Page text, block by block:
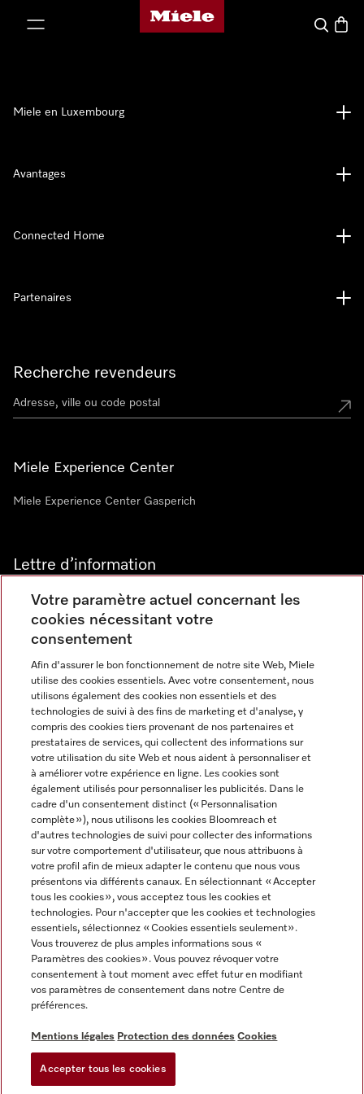
Page d'accueil de Miele
Panier
Recherche revendeurs
Miele Experience Center
Miele Experience Center Gasperich
Lettre d’information
Langue
FRANCAIS
Miele en Luxembourg
Avantages
Connected Home
Partenaires
Informations légales
CGV
Conditions d’utilisation
Déclaration d'accessibilité
Digital Services Act
Miele sur Instagram
Miele sur Youtube
Votre paramètre actuel concernant les
cookies nécessitant votre
consentement
Afin d'assurer le bon fonctionnement de notre site Web, Miele
utilise des cookies essentiels. Avec votre consentement, nous
utilisons également des cookies non essentiels et des
technologies de suivi à des fins de marketing et d'analyse, y
compris des cookies tiers provenant de nos partenaires et
prestataires de services, qui collectent des informations sur
votre utilisation du site Web et nous aident à personnaliser et
à améliorer votre expérience en ligne. Les cookies sont
également utilisés pour personnaliser les publicités. Dans le
cadre d'un consentement distinct (« Personnalisation
complète »), nous utilisons les cookies Bloomreach et
d'autres technologies de suivi pour collecter des informations
sur votre comportement d'utilisateur, que nous attribuons à
votre profil afin de mieux adapter le contenu que nous vous
présentons via différents canaux. En sélectionnant « Accepter
tous les cookies », vous acceptez tous les cookies et
technologies. Pour n'accepter que les cookies et technologies
essentiels, sélectionnez « Cookies essentiels seulement».
Vous trouverez de plus amples informations sous «
Paramètres des cookies ». Vous pouvez révoquer votre
consentement à tout moment avec effet futur en modifiant
vos paramètres de consentement dans notre Centre de
préférences.
Mentions légales Protection des données Cookies
Accepter tous les cookies